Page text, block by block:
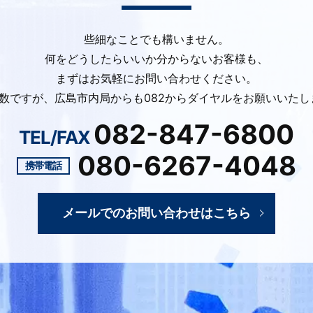
些細なことでも構いません。
何をどうしたらいいか分からないお客様も、
まずはお気軽にお問い合わせください。
ですが、広島市内局からも082からダイヤルをお願いいたし
TEL/FAX 082-847-6800
携帯電話 080-6267-4048
メールでのお問い合わせはこちら